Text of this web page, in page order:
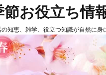
節お役立ち情
の知恵、雑学、役立つ知識が自然に身